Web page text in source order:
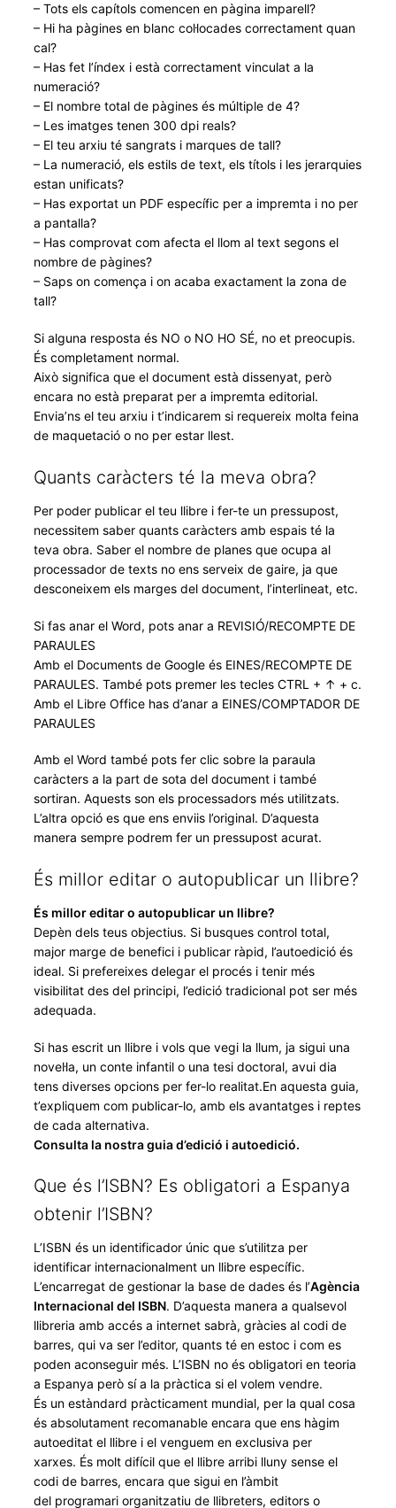
– Tots els capítols comencen en pàgina imparell?
– Hi ha pàgines en blanc col·locades correctament quan
cal?
– Has fet l’índex i està correctament vinculat a la
numeració?
– El nombre total de pàgines és múltiple de 4?
– Les imatges tenen 300 dpi reals?
– El teu arxiu té sangrats i marques de tall?
– La numeració, els estils de text, els títols i les jerarquies
estan unificats?
– Has exportat un PDF específic per a impremta i no per
a pantalla?
– Has comprovat com afecta el llom al text segons el
nombre de pàgines?
– Saps on comença i on acaba exactament la zona de
tall?
Si alguna resposta és NO o NO HO SÉ, no et preocupis.
És completament normal.
Això significa que el document està dissenyat, però
encara no està preparat per a impremta editorial.
Envia’ns el teu arxiu i t’indicarem si requereix molta feina
de maquetació o no per estar llest.
Quants caràcters té la meva obra?
Per poder publicar el teu llibre i fer-te un pressupost,
necessitem saber quants caràcters amb espais té la
teva obra. Saber el nombre de planes que ocupa al
processador de texts no ens serveix de gaire, ja que
desconeixem els marges del document, l’interlineat, etc.
Si fas anar el Word, pots anar a REVISIÓ/RECOMPTE DE
PARAULES
Amb el Documents de Google és EINES/RECOMPTE DE
PARAULES. També pots premer les tecles CTRL + ↑ + c.
Amb el Libre Office has d’anar a EINES/COMPTADOR DE
PARAULES
Amb el Word també pots fer clic sobre la paraula
caràcters a la part de sota del document i també
sortiran. Aquests son els processadors més utilitzats.
L’altra opció es que ens enviis l’original. D’aquesta
manera sempre podrem fer un pressupost acurat.
És millor editar o autopublicar un llibre?
És millor editar o autopublicar un llibre?
Depèn dels teus objectius. Si busques control total,
major marge de benefici i publicar ràpid, l’autoedició és
ideal. Si prefereixes delegar el procés i tenir més
visibilitat des del principi, l’edició tradicional pot ser més
adequada.
Si has escrit un llibre i vols que vegi la llum, ja sigui una
novel·la, un conte infantil o una tesi doctoral, avui dia
tens diverses opcions per fer-lo realitat.En aquesta guia,
t’expliquem com publicar-lo, amb els avantatges i reptes
de cada alternativa.
Consulta la nostra guia d’edició i autoedició.
Que és l’ISBN? Es obligatori a Espanya
obtenir l’ISBN?
L’ISBN és un identificador únic que s’utilitza per
identificar internacionalment un llibre específic.
L’encarregat de gestionar la base de dades és l’Agència
Internacional del ISBN. D’aquesta manera a qualsevol
llibreria amb accés a internet sabrà, gràcies al codi de
barres, qui va ser l’editor, quants té en estoc i com es
poden aconseguir més. L’ISBN no és obligatori en teoria
a Espanya però sí a la pràctica si el volem vendre.
És un estàndard pràcticament mundial, per la qual cosa
és absolutament recomanable encara que ens hàgim
autoeditat el llibre i el venguem en exclusiva per
xarxes. És molt difícil que el llibre arribi lluny sense el
codi de barres, encara que sigui en l’àmbit
del programari organitzatiu de llibreters, editors o